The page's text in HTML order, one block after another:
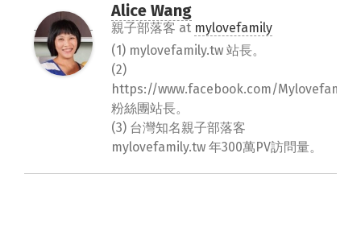
Alice Wang
親子部落客 at mylovefamily
(1) mylovefamily.tw 站長。
(2)
https://www.facebook.com/
粉絲團站長。
(3) 台灣知名親子部落客
mylovefamily.tw 年300萬PV訪問量。